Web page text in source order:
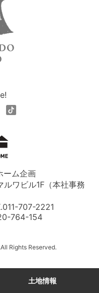
ーム企画
ワビル1F（本社事務
707-2221
764-154
Rights Reserved.
土地情報